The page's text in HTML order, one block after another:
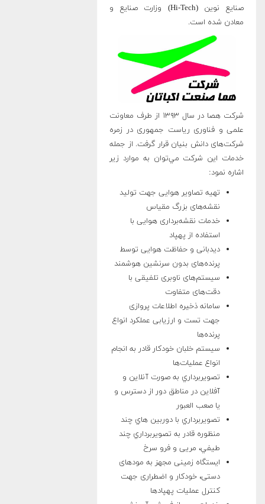
صنايع نوين (Hi-Tech) وزارت صنايع و
معادن شده‌ است.
شرکت هصا در سال ۱۳۹۳ از طرف معاونت
علمی و فناوری ریاست جمهوری در زمره
شرکت‌های دانش بنیان قرار گرفت. از جمله
خدمات اين شرکت مي‌توان به موارد زير
اشاره نمود:
تهیه تصاویر هوایی جهت تولید
نقشه‌های بزرگ مقیاس
خدمات نقشه‌برداری هوایی با
استفاده از پهپاد
دیدبانی و حفاظت هوایی توسط
پرنده‌های بدون سرنشین هوشمند
سیستم‌های ناوبری تلفیقی با
دقت‌های متفاوت
سامانه ذخیره اطلاعات پروازی
جهت تست و ارزیابی عملکرد انواع
پرنده‌ها
سيستم خلبان خودکار قادر به انجام
انواع عمليات‌ها
تصويربرداري به صورت آنلاين و
آفلاين در مناطق دور از دسترس و
يا صعب العبور
تصويربرداري با دوربين هاي چند
منظوره قادر به تصويربرداري چند
طيفي، مریی و فرو سرخ
ایستگاه زمینی مجهز به مود‌های
دستی، خودکار و اضطراری جهت
کنترل عملیات پهپادها